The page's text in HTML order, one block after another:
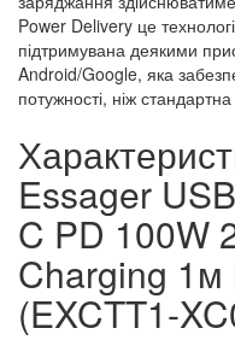
Power Delivery це
підтримувана деякими
Android/Google, яка
потужності, ніж
Essager
C PD 100W
Charging 1м
(EXCTT1-